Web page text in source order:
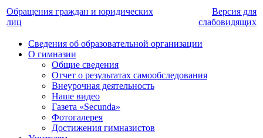
Обращения граждан и юридических
лиц
Версия для
слабовидящих
Сведения об образовательной организации
О гимназии
Общие сведения
Отчет о результатах самообследования
Внеурочная деятельность
Наше видео
Газета «Secunda»
Фотогалерея
Достижения гимназистов